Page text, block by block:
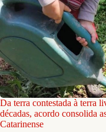
Da terra contestada à terra
décadas, acordo consolida
Catarinense